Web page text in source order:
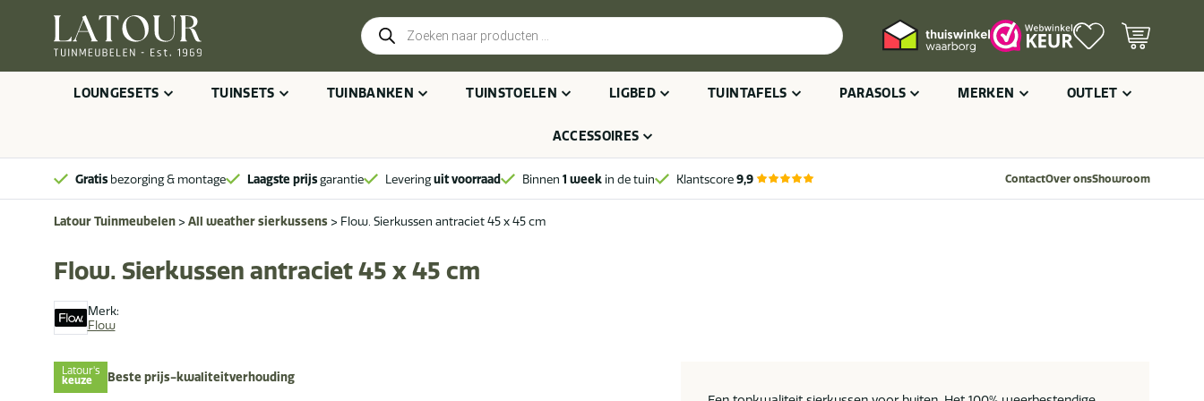
Producten
zoeken
LOUNGESETS TUINSETS TUINBANKEN TUINSTOELEN LIGBED TUINTAFELS PARASOLS MERKEN OUTLET
ACCESSOIRES
Gratis bezorging & montage Laagste prijsgarantie Leveringuit voorraad Binnen 1 week in de tuin Klantscore9,9 ContactOver onsShowroom
Latour Tuinmeubelen> All weather sierkussens> Flow. Sierkussen antraciet 45 x 45 cm
Merk:
Flow
Flow. Sierkussen antraciet 45 x 45 cm
Latour's
keuze Beste prijs-kwaliteitverhouding